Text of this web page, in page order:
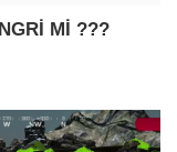
Mİ ???